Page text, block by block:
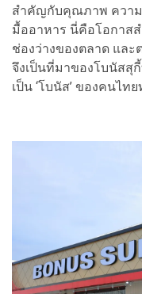
สำคัญกับคุณภาพ ควา
มื้ออาหาร นี่คือโอกาสส
ช่องว่างของตลาด แล
จึงเป็นที่มาของโบนัสสุ
เป็น ‘โบนัส’ ของคนไทย